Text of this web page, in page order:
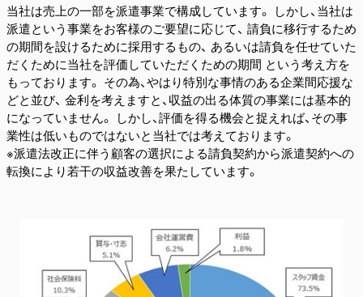
当社は売上の一部を派遣事業で構成しています。 しかし、当社は
派遣という事業をお客様のご要望に応じて、 請負に移行するため
の期間を設けるために採用するもの、 あるいは請負を任せていた
だくために当社を評価していただくための期間 という考え方を
もっております。 その為、やはり特別な事情のある企業間応援な
どと並び、 金利を考えますと、収益の出る体質の事業には基本的
になっていません。 しかし、評価を得る機会と捉えれば、その事
業性は低いものではないと当社では考えております。
※派遣法改正に伴う顧客の選択による請負契約から派遣契約への
転換により若干の収益改善を果たしています。